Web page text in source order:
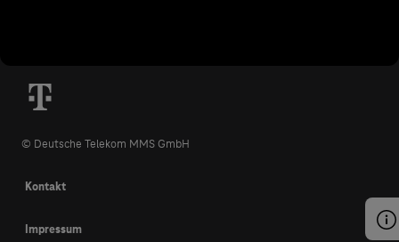
© Deutsche Telekom MMS GmbH
Kontakt
Impressum